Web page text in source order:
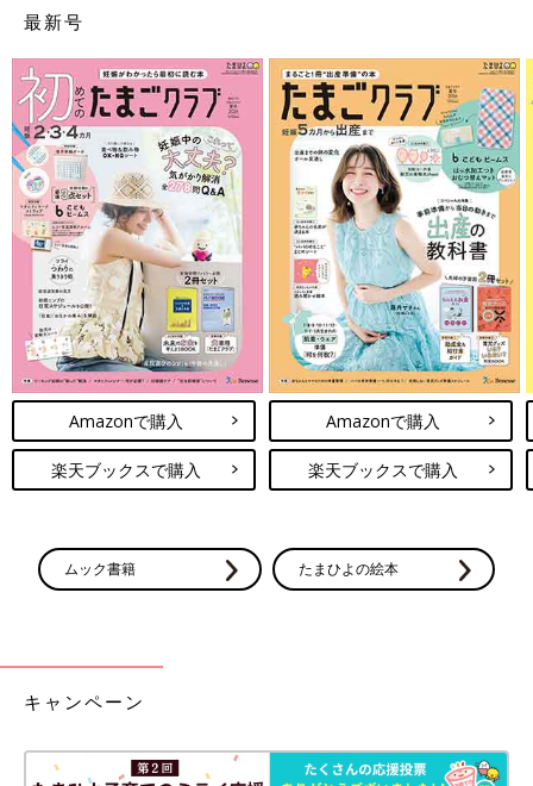
最新号
Amazonで購入
楽天ブックスで購入
Amazonで購入
楽天ブックスで購入
ムック書籍 たまひよの絵本
キャンペーン